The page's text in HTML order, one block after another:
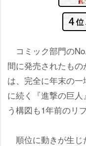
コミック部門の
間に発売されたも
は、完全に年末の
に続く『進撃の巨
う構図も1年前のリ
順位に動きが生じ